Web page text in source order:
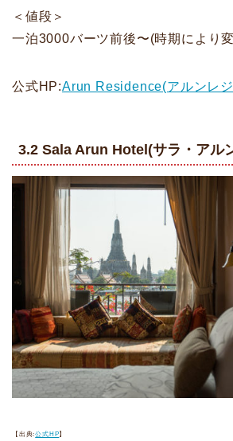
＜値段＞
一泊3000バーツ前後〜(時期により
公式HP:Arun Residence(アルンレ
3.2 Sala Arun Hotel(サラ・アル
【出典:公式HP】